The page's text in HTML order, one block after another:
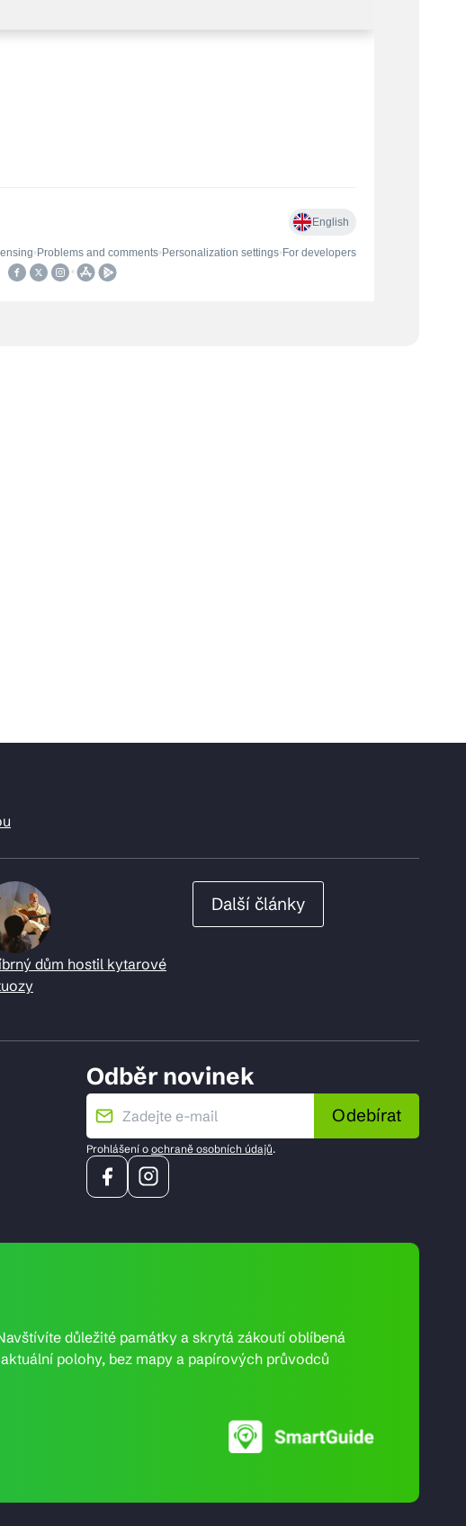
dům hostil kytarové
Další články
Odběr novinek
Odebírat
Prohlášení o ochraně osobních údajů.
důležité památky a skrytá zákoutí oblíbená
polohy, bez mapy a papírových průvodců